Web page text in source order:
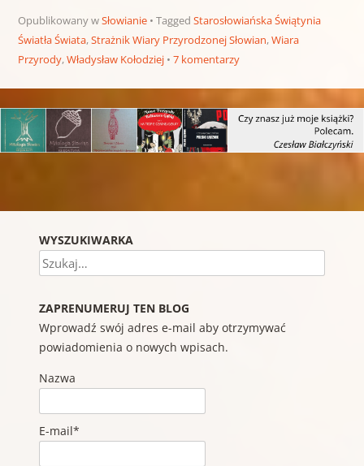
Opublikowany wSłowianie Tagged Starosłowiańska Świątynia
Światła Świata,Strażnik Wiary Przyrodzonej Słowian,Wiara
Przyrody,Władysław Kołodziej 7 komentarzy
WYSZUKIWARKA
Szukaj
ZAPRENUMERUJ TEN BLOG
Wprowadź swój adres e-mail aby otrzymywać
powiadomienia o nowych wpisach.
Nazwa
E-mail*